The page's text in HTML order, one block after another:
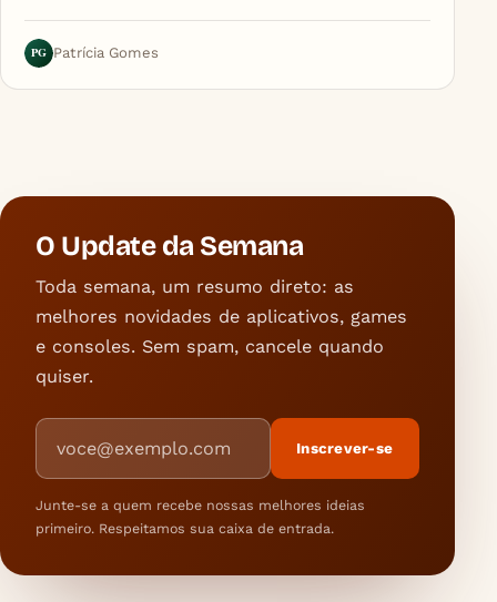
PG Patrícia Gomes
O Update da Semana
Toda semana, um resumo direto: as
melhores novidades de aplicativos, games
e consoles. Sem spam, cancele quando
quiser.
Endereço de e-mail
Inscrever-se
Junte-se a quem recebe nossas melhores ideias
primeiro. Respeitamos sua caixa de entrada.